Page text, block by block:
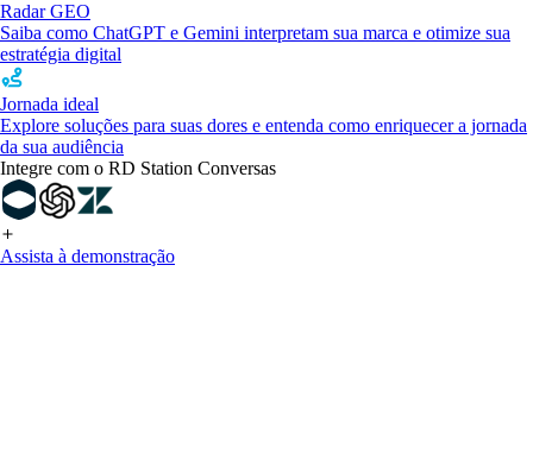
Radar GEO
Saiba como ChatGPT e Gemini interpretam sua marca e otimize sua
estratégia digital
Jornada ideal
Explore soluções para suas dores e entenda como enriquecer a jornada
da sua audiência
Integre com o RD Station Conversas
Assista à demonstração